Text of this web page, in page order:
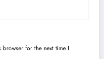
browser for the next time I